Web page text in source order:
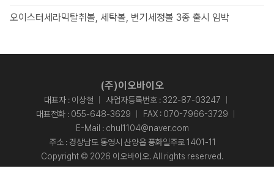
오이스터세라믹탈취볼, 세탁볼, 변기세정볼 3종 출시 임박
(주)이오바이오
대표자 : 이상철
사업자등록번호 : 322-87-03247
대표전화 : 055-648-3629
FAX : 070-7966-3729
E-Mail : chul1104@naver.com
주소 : 경상남도 통영시 산양읍 풍화일주로 1401-11
Copyright © 2026 이오바이오. All rights reserved.